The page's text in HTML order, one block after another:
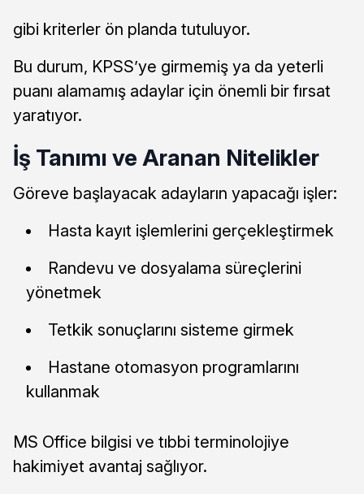
gibi kriterler ön planda tutuluyor.
Bu durum, KPSS’ye girmemiş ya da yeterli
puanı alamamış adaylar için önemli bir fırsat
yaratıyor.
İş Tanımı ve Aranan Nitelikler
Göreve başlayacak adayların yapacağı işler:
Hasta kayıt işlemlerini gerçekleştirmek
Randevu ve dosyalama süreçlerini
yönetmek
Tetkik sonuçlarını sisteme girmek
Hastane otomasyon programlarını
kullanmak
MS Office bilgisi ve tıbbi terminolojiye
hakimiyet avantaj sağlıyor.